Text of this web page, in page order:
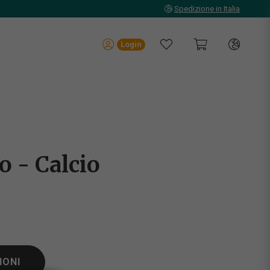
Spedizione in Italia
Login
- Calcio